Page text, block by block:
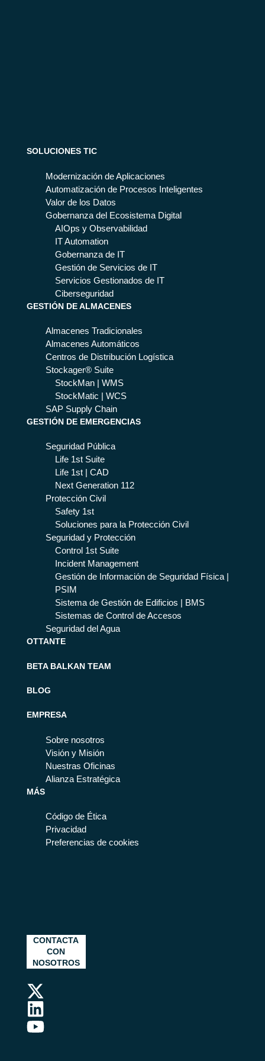
SOLUCIONES TIC
Modernización de Aplicaciones
Automatización de Procesos Inteligentes
Valor de los Datos
Gobernanza del Ecosistema Digital
AIOps y Observabilidad
IT Automation
Gobernanza de IT
Gestión de Servicios de IT
Servicios Gestionados de IT
Ciberseguridad
GESTIÓN DE ALMACENES
Almacenes Tradicionales
Almacenes Automáticos
Centros de Distribución Logística
Stockager® Suite
StockMan | WMS
StockMatic | WCS
SAP Supply Chain
GESTIÓN DE EMERGENCIAS
Seguridad Pública
Life 1st Suite
Life 1st | CAD
Next Generation 112
Protección Civil
Safety 1st
Soluciones para la Protección Civil
Seguridad y Protección
Control 1st Suite
Incident Management
Gestión de Información de Seguridad Física |
PSIM
Sistema de Gestión de Edificios | BMS
Sistemas de Control de Accesos
Seguridad del Agua
OTTANTE
BETA BALKAN TEAM
BLOG
EMPRESA
Sobre nosotros
Visión y Misión
Nuestras Oficinas
Alianza Estratégica
MÁS
Código de Ética
Privacidad
Preferencias de cookies
CONTACTA
CON
NOSOTROS